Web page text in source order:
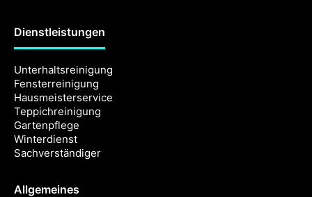
Dienstleistungen
Unterhaltsreinigung
Fensterreinigung
Hausmeisterservice
Teppichreinigung
Gartenpflege
Winterdienst
Sachverständiger
Allgemeines